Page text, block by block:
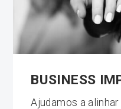
BUSINESS
Ajudamos a